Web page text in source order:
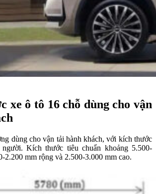
xe ô tô 16 chỗ dùng cho vận
dùng cho vận tải hành khách, với kích thước
Kích thước tiêu chuẩn khoảng 5.500-
2.200 mm rộng và 2.500-3.000 mm cao.